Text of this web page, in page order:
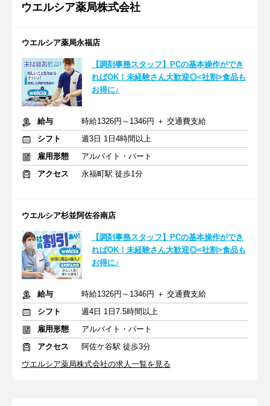
ウエルシア薬局株式会社
ウエルシア薬局永福店
【調剤事務スタッフ】PCの基本操作ができ
ればOK！未経験さん大歓迎◎<社割>食品も
お得に♪
給与
時給1326円～1346円 ＋ 交通費支給
シフト
週3日 1日4時間以上
雇用形態
アルバイト・パート
アクセス
永福町駅 徒歩1分
ウエルシア杉並阿佐谷南店
【調剤事務スタッフ】PCの基本操作ができ
ればOK！未経験さん大歓迎◎<社割>食品も
お得に♪
給与
時給1326円～1346円 ＋ 交通費支給
シフト
週4日 1日7.5時間以上
雇用形態
アルバイト・パート
アクセス
阿佐ケ谷駅 徒歩3分
ウエルシア薬局株式会社の求人一覧を見る